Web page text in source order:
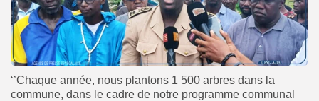
‘’Chaque année, nous plantons 1 500 arbres dans la
commune, dans le cadre de notre programme communal